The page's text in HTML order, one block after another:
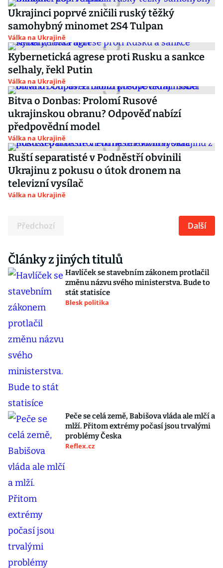
Ukrajinci poprvé zničili ruský těžký
samohybný minomet 2S4 Tulpan
Válka na Ukrajině
Kybernetická agrese proti Rusku a sankce
selhaly, řekl Putin
Válka na Ukrajině
Bitva o Donbas: Prolomí Rusové
ukrajinskou obranu? Odpověď nabízí
předpovědní model
Válka na Ukrajině
Ruští separatisté v Podněstří obvinili
Ukrajinu z pokusu o útok dronem na
televizní vysílač
Válka na Ukrajině
Předchozí Další
Články z jiných titulů
Havlíček se stavebním zákonem protlačil
změnu názvu svého ministerstva. Bude to
stát statisíce
Blesk politika
Peče se celá země, Babišova vláda ale mlčí a
mlží. Přitom extrémy počasí jsou trvalými
problémy Česka
Reflex.cz